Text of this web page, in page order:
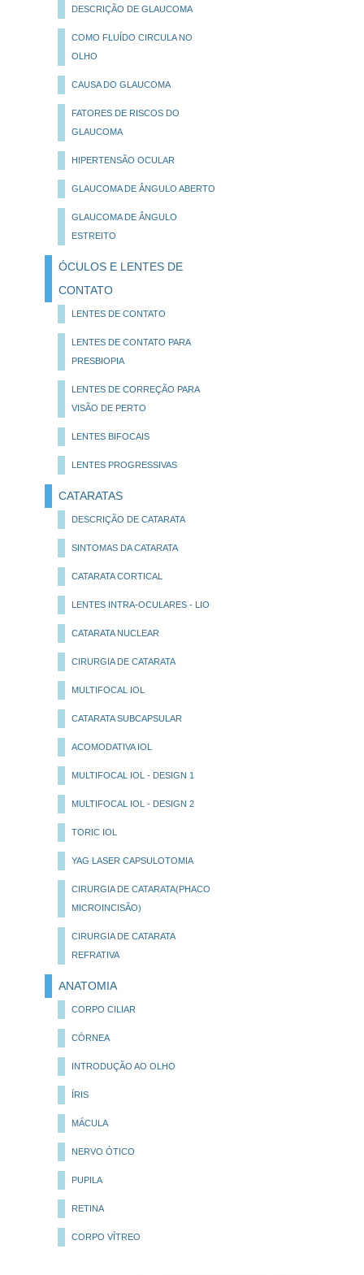
DESCRIÇÃO DE GLAUCOMA
COMO FLUÍDO CIRCULA NO
OLHO
CAUSA DO GLAUCOMA
FATORES DE RISCOS DO
GLAUCOMA
HIPERTENSÃO OCULAR
GLAUCOMA DE ÂNGULO ABERTO
GLAUCOMA DE ÂNGULO
ESTREITO
ÓCULOS E LENTES DE
CONTATO
LENTES DE CONTATO
LENTES DE CONTATO PARA
PRESBIOPIA
LENTES DE CORREÇÃO PARA
VISÃO DE PERTO
LENTES BIFOCAIS
LENTES PROGRESSIVAS
CATARATAS
DESCRIÇÃO DE CATARATA
SINTOMAS DA CATARATA
CATARATA CORTICAL
LENTES INTRA-OCULARES - LIO
CATARATA NUCLEAR
CIRURGIA DE CATARATA
MULTIFOCAL IOL
CATARATA SUBCAPSULAR
ACOMODATIVA IOL
MULTIFOCAL IOL - DESIGN 1
MULTIFOCAL IOL - DESIGN 2
TORIC IOL
YAG LASER CAPSULOTOMIA
CIRURGIA DE CATARATA(PHACO
MICROINCISÃO)
CIRURGIA DE CATARATA
REFRATIVA
ANATOMIA
CORPO CILIAR
CÓRNEA
INTRODUÇÃO AO OLHO
ÍRIS
MÁCULA
NERVO ÓTICO
PUPILA
RETINA
CORPO VÍTREO